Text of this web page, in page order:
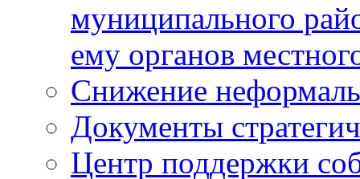
муниципального
ему органов
Снижение
Документы
Центр поддержки